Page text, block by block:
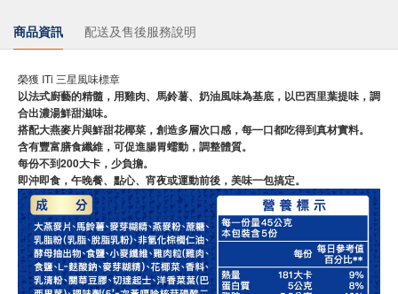
商品資訊 配送及售後服務說明
榮獲 ITi 三星風味標章
以法式廚藝的精髓，用雞肉、馬鈴薯、奶油風味為基底，以巴西里葉提味，調
合出濃湯鮮甜滋味。
搭配大燕麥片與鮮甜花椰菜，創造多層次口感，每㇐口都吃得到真材實料。
含有豐富膳食纖維，可促進腸胃蠕動，調整體質。
每份不到200大卡，少負擔。
即沖即食，午晚餐、點心、宵夜或運動前後，美味一包搞定。